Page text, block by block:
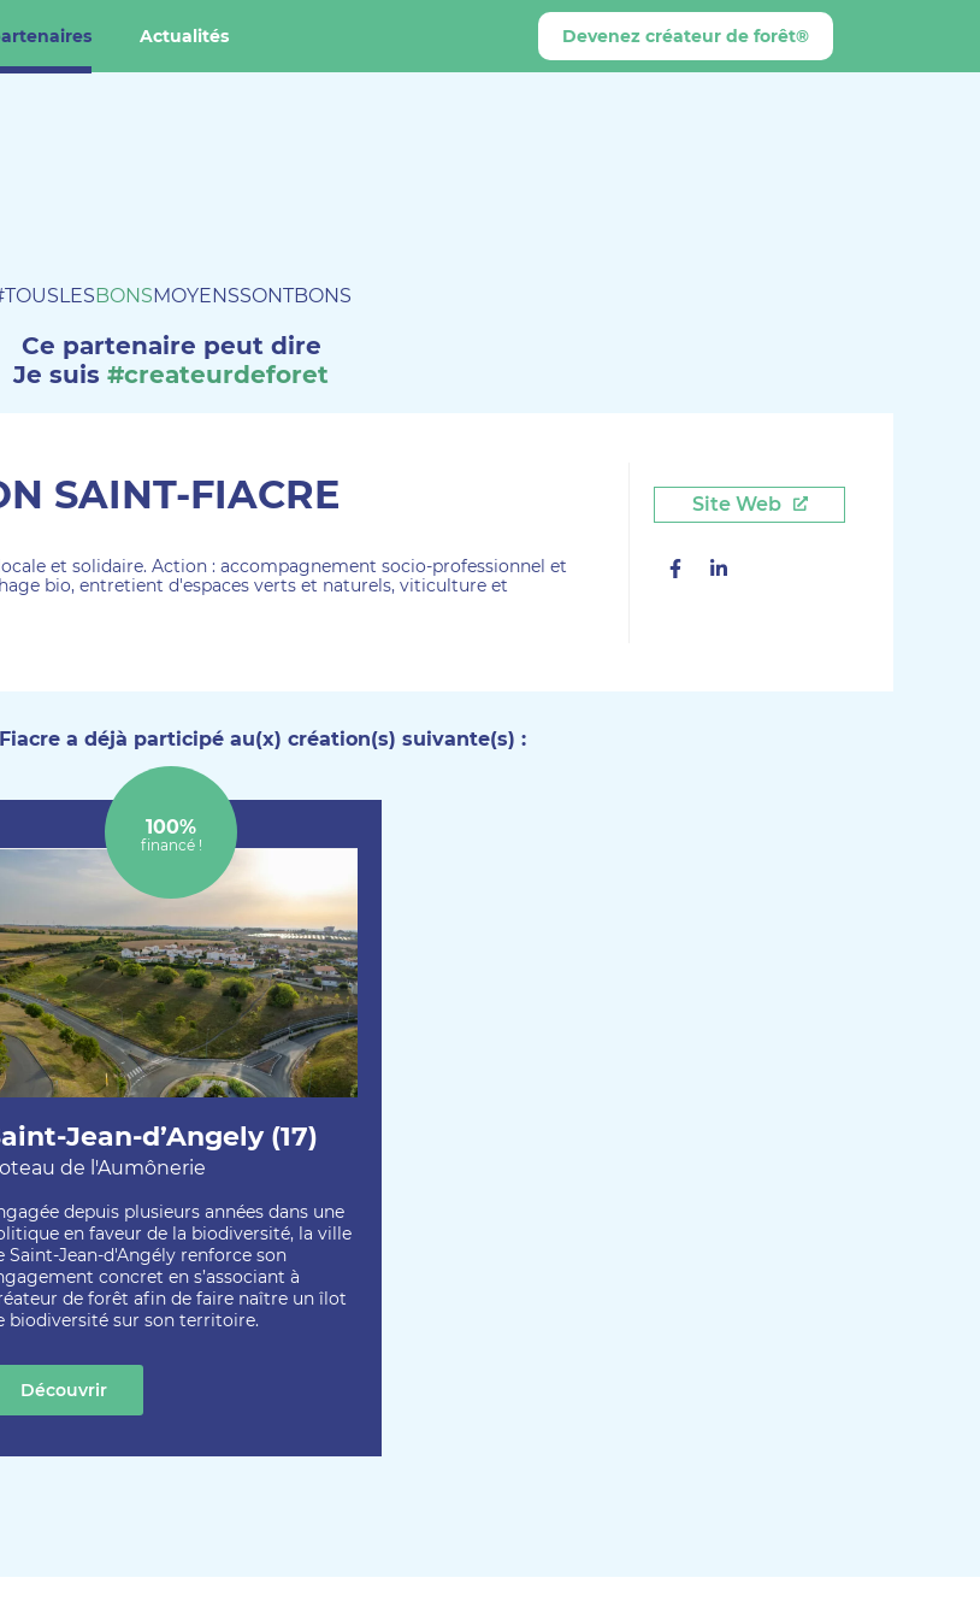
Actualités Devenez créateur de forêt®
BONSMOYENSSONTBONS
Ce partenaire peut dire
Je suis #createurdeforet
SAINT-FIACRE
et solidaire. Action : accompagnement socio-professionnel et
bio, entretient d'espaces verts et naturels, viticulture et
Site Web
Facebook
a déjà participé au(x) création(s) suivante(s) :
Jean-d’Angely (17)
de l'Aumônerie
depuis plusieurs années dans une
en faveur de la biodiversité, la ville
Saint-Jean-d'Angély renforce son
concret en s’associant à
de forêt afin de faire naître un îlot
biodiversité sur son territoire.
100%
financé !
Découvrir